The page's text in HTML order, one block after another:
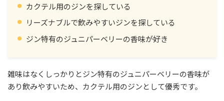
カクテル用のジンを探している
リーズナブルで飲みやすいジンを探している
ジン特有のジュニパーベリーの香味が好き
雑味はなくしっかりとジン特有のジュニパーベリーの香味が
あり飲みやすいため、カクテル用のジンとして優秀です。